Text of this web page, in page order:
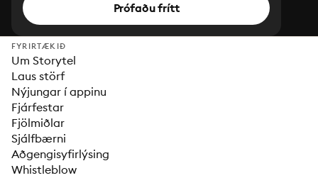
Prófaðu frítt
FYRIRTÆKIÐ
Um Storytel
Laus störf
Nýjungar í appinu
Fjárfestar
Fjölmiðlar
Sjálfbærni
Aðgengisyfirlýsing
Whistleblow